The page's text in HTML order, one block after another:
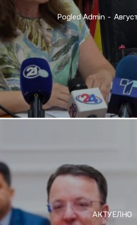
Pogled Admin -
АКТУЕЛНО